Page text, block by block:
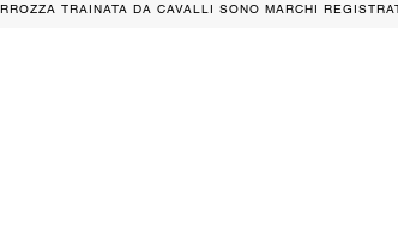
TRAINATA DA CAVALLI SONO MARCHI